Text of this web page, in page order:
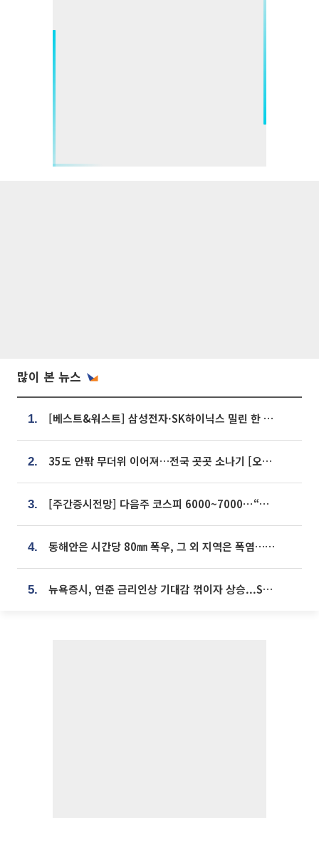
많이 본 뉴스
1. [베스트&워스트] 삼성전자·SK하이닉스 밀린 한 주…상상인증권은 85% 급등
2. 35도 안팎 무더위 이어져…전국 곳곳 소나기 [오늘 날씨]
3. [주간증시전망] 다음주 코스피 6000~7000⋯“外人 수급은 정책이 변수”
4. 동해안은 시간당 80㎜ 폭우, 그 외 지역은 폭염…‘극과 극 날씨’
5. 뉴욕증시, 연준 금리인상 기대감 꺾이자 상승...S&P500 사상 최고치 [종합]